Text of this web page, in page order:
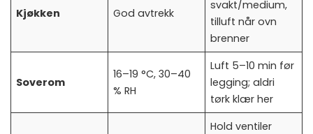
Kjøkken God avtrekk
svakt/medium,
tilluft når ovn
brenner
Soverom
16–19 °C, 30–40
% RH
Luft 5–10 min før
legging; aldri
tørk klær her
Hold ventiler